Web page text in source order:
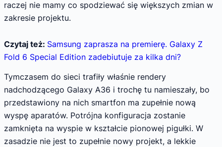
raczej nie mamy co spodziewać się większych zmian w
zakresie projektu.
Czytaj też: Samsung zaprasza na premierę. Galaxy Z
Fold 6 Special Edition zadebiutuje za kilka dni?
Tymczasem do sieci trafiły właśnie rendery
nadchodzącego Galaxy A36 i trochę tu namieszały, bo
przedstawiony na nich smartfon ma zupełnie nową
wyspę aparatów. Potrójna konfiguracja zostanie
zamknięta na wyspie w kształcie pionowej pigułki. W
zasadzie nie jest to zupełnie nowy projekt, a lekkie